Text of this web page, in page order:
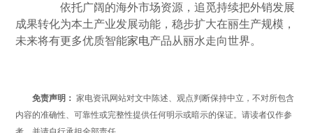
依托广阔的海外市场资源，追觅持续把外销发展
成果转化为本土产业发展动能，稳步扩大在丽生产规模，
未来将有更多优质智能家电产品从丽水走向世界。
免责声明： 家电资讯网站对文中陈述、观点判断保持中立，不对所包含
内容的准确性、可靠性或完整性提供任何明示或暗示的保证。请读者仅作参